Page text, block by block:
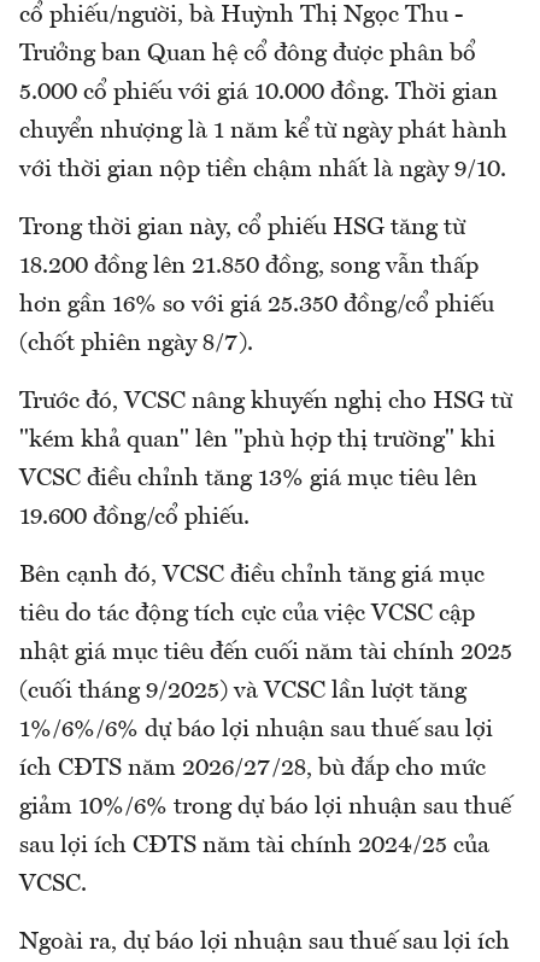
cổ phiếu/người, bà Huỳnh Thị Ngọc Thu -
Trưởng ban Quan hệ cổ đông được phân bổ
5.000 cổ phiếu với giá 10.000 đồng. Thời gian
chuyển nhượng là 1 năm kể từ ngày phát hành
với thời gian nộp tiền chậm nhất là ngày 9/10.
Trong thời gian này, cổ phiếu HSG tăng từ
18.200 đồng lên 21.850 đồng, song vẫn thấp
hơn gần 16% so với giá 25.350 đồng/cổ phiếu
(chốt phiên ngày 8/7).
Trước đó, VCSC nâng khuyến nghị cho HSG từ
"kém khả quan" lên "phù hợp thị trường" khi
VCSC điều chỉnh tăng 13% giá mục tiêu lên
19.600 đồng/cổ phiếu.
Bên cạnh đó, VCSC điều chỉnh tăng giá mục
tiêu do tác động tích cực của việc VCSC cập
nhật giá mục tiêu đến cuối năm tài chính 2025
(cuối tháng 9/2025) và VCSC lần lượt tăng
1%/6%/6% dự báo lợi nhuận sau thuế sau lợi
ích CĐTS năm 2026/27/28, bù đắp cho mức
giảm 10%/6% trong dự báo lợi nhuận sau thuế
sau lợi ích CĐTS năm tài chính 2024/25 của
VCSC.
Ngoài ra, dự báo lợi nhuận sau thuế sau lợi ích